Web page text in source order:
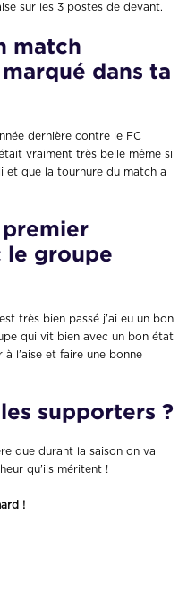
sur les 3 postes de devant.
match
dans ta
dernière contre le FC
vraiment très belle même si
et que la tournure du match a
le groupe
très bien passé j’ai eu un bon
qui vit bien avec un bon état
l’aise et faire une bonne
supporters ?
que durant la saison on va
qu’ils méritent !
!